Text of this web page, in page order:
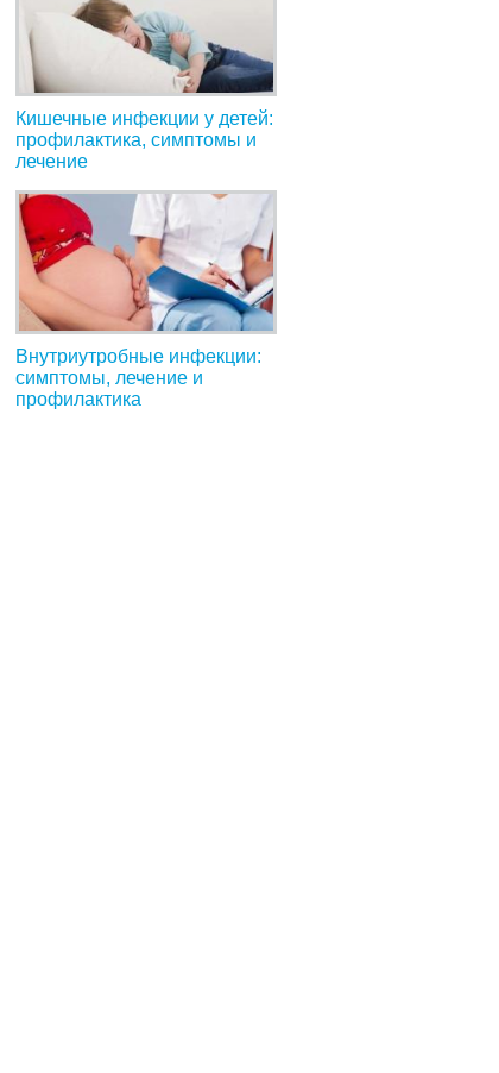
Кишечные инфекции у детей:
профилактика, симптомы и
лечение
Внутриутробные инфекции:
симптомы, лечение и
профилактика